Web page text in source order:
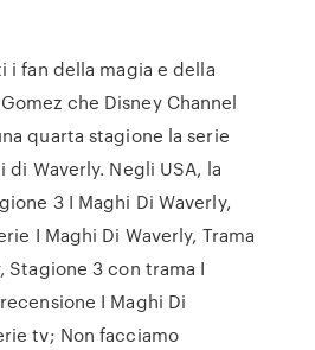
i fan della magia e della
che Disney Channel
quarta stagione la serie
di Waverly. Negli USA, la
3 I Maghi Di Waverly,
I Maghi Di Waverly, Trama
Stagione 3 con trama I
I Maghi Di
tv; Non facciamo